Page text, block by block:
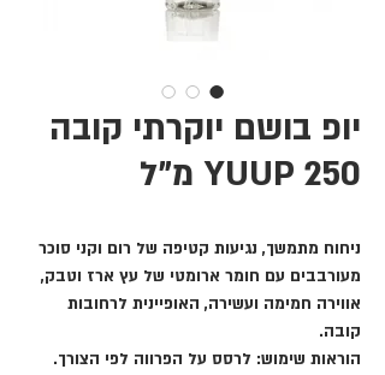
יופ בושם יוקרתי קובה
YUUP 250 מ"ל
ניחוח מתמשך, נגיעות קטיפה של רום וקני סוכר
מעורבבים עם חומר ארומטי של עץ ארז וטבק,
אווירה חמימה ועשירה, האופיינית לרחובות
קובה.
הוראות שימוש: לרסס על הפרווה לפי הצורך.